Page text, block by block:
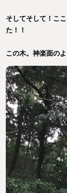
そしてそして！こ
た！！
この木。神楽面の